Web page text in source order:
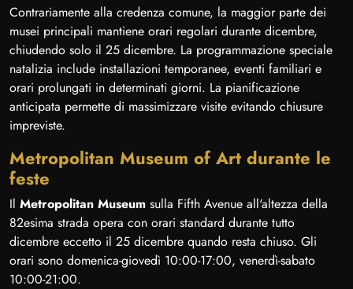
Contrariamente alla credenza comune, la maggior parte dei
musei principali mantiene orari regolari durante dicembre,
chiudendo solo il 25 dicembre. La programmazione speciale
natalizia include installazioni temporanee, eventi familiari e
orari prolungati in determinati giorni. La pianificazione
anticipata permette di massimizzare visite evitando chiusure
impreviste.
Metropolitan Museum of Art durante le
feste
Il Metropolitan Museum sulla Fifth Avenue all'altezza della
82esima strada opera con orari standard durante tutto
dicembre eccetto il 25 dicembre quando resta chiuso. Gli
orari sono domenica-giovedì 10:00-17:00, venerdì-sabato
10:00-21:00.